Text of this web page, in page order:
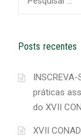
por:
Posts recentes
práticas
do XVII
XVII